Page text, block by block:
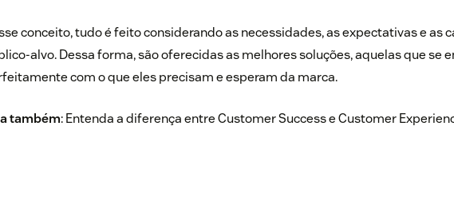
conceito, tudo é feito considerando as necessidades, as expectativas e as
alvo. Dessa forma, são oferecidas as melhores soluções, aquelas que se
com o que eles precisam e esperam da marca.
também:Entenda a diferença entre Customer Success e Customer